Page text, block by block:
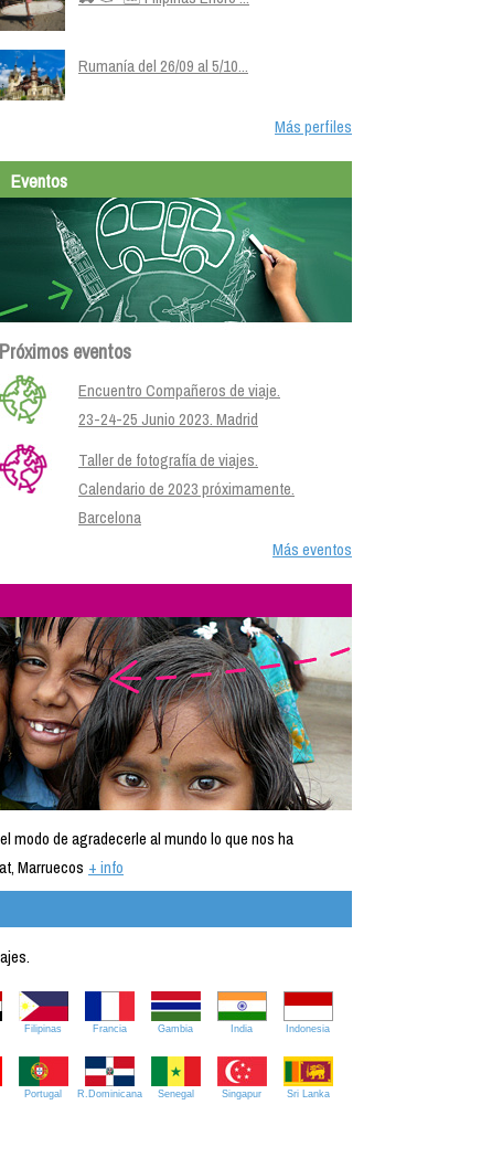
Rumanía del 26/09 al 5/10...
Más perfiles
Eventos
Próximos eventos
Encuentro Compañeros de viaje.
23-24-25 Junio 2023. Madrid
Taller de fotografía de viajes.
Calendario de 2023 próximamente.
Barcelona
Más eventos
modo de agradecerle al mundo lo que nos ha
Marruecos + info
Filipinas Francia Gambia India Indonesia
Portugal R.Dominicana Senegal Singapur Sri Lanka